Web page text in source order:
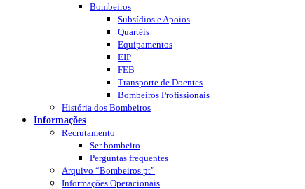
Bombeiros
Subsídios e Apoios
Quartéis
Equipamentos
EIP
FEB
Transporte de Doentes
Bombeiros Profissionais
História dos Bombeiros
Informações
Recrutamento
Ser bombeiro
Perguntas frequentes
Arquivo “Bombeiros.pt”
Informações Operacionais